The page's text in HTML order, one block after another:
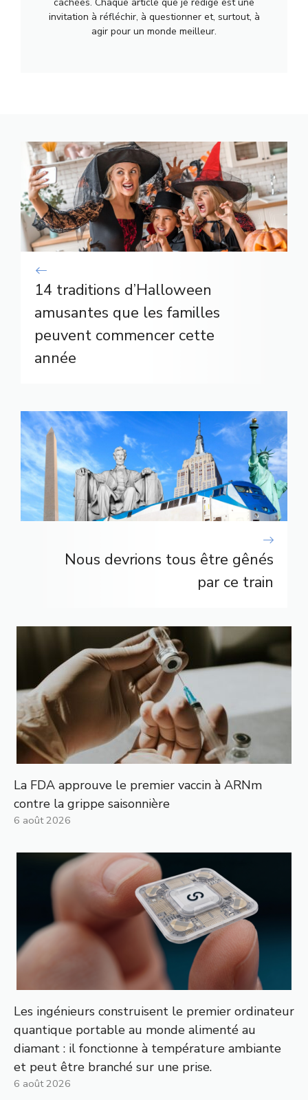
invitation à réfléchir, à questionner et, surtout, à
agir pour un monde meilleur.
14 traditions d’Halloween
amusantes que les familles
peuvent commencer cette
année
Nous devrions tous être gênés
par ce train
La FDA approuve le premier vaccin à ARNm
contre la grippe saisonnière
6 août 2026
Les ingénieurs construisent le premier ordinateur
quantique portable au monde alimenté au
diamant : il fonctionne à température ambiante
et peut être branché sur une prise.
6 août 2026